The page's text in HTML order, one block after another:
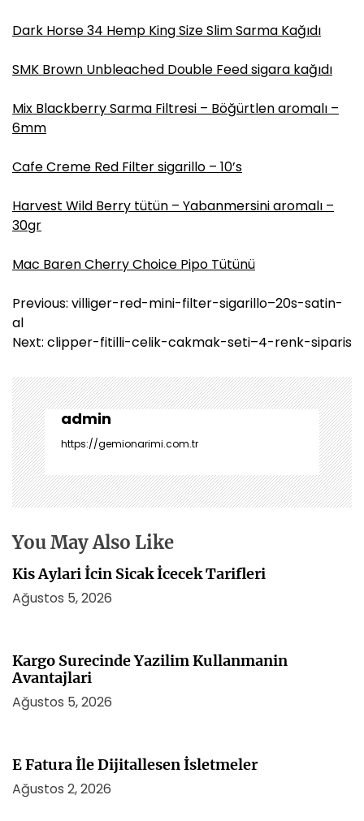
Dark Horse 34 Hemp King Size Slim Sarma Kağıdı
SMK Brown Unbleached Double Feed sigara kağıdı
Mix Blackberry Sarma Filtresi – Böğürtlen aromalı –
6mm
Cafe Creme Red Filter sigarillo – 10’s
Harvest Wild Berry tütün – Yabanmersini aromalı –
30gr
Mac Baren Cherry Choice Pipo Tütünü
Y
a
z
g
e
z
i
n
m
e
i
Previous: villiger-red-mini-filter-sigarillo–20s-satin-
al
Next: clipper-fitilli-celik-cakmak-seti–4-renk-siparis
admin
https://gemionarimi.com.tr
You May Also Like
Kis Aylari İcin Sicak İcecek Tarifleri
Ağustos 5, 2026
Kargo Surecinde Yazilim Kullanmanin
Avantajlari
Ağustos 5, 2026
E Fatura İle Dijitallesen İsletmeler
Ağustos 2, 2026